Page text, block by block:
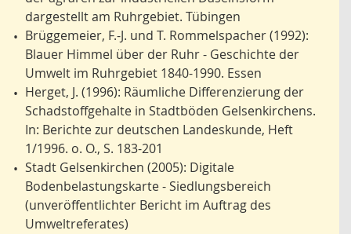
dargestellt am Ruhrgebiet. Tübingen
• Brüggemeier, F.-J. und T. Rommelspacher (1992):
Blauer Himmel über der Ruhr - Geschichte der
Umwelt im Ruhrgebiet 1840-1990. Essen
• Herget, J. (1996): Räumliche Differenzierung der
Schadstoffgehalte in Stadtböden Gelsenkirchens.
In: Berichte zur deutschen Landeskunde, Heft
1/1996. o. O., S. 183-201
• Stadt Gelsenkirchen (2005): Digitale
Bodenbelastungskarte - Siedlungsbereich
(unveröffentlichter Bericht im Auftrag des
Umweltreferates)